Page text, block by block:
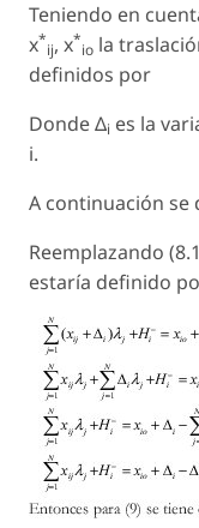
Teniendo en
x*
ij, x*
io la
definidos por
Donde Δi es la
i.
A continuación se
Reemplazando
estaría definido